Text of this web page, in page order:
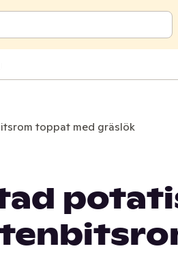
toppat med gräslök